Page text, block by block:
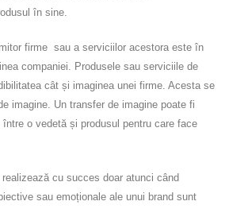
în sine.
firme sau a serviciilor acestora este în
companiei. Produsele sau serviciile de
cât și imaginea unei firme. Acesta se
imagine. Un transfer de imagine poate fi
o vedetă și produsul pentru care face
cu succes doar atunci când
sau emoționale ale unui brand sunt